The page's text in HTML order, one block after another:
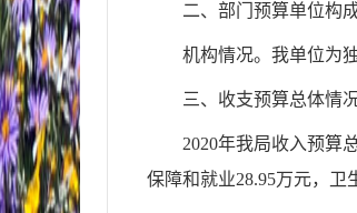
二、部门 预算单位构
机构情况。 我单位为
三、收支预算总体情
2020年我局收入预算
保障和就业28.95万元， 卫